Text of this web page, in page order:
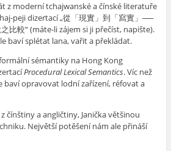
z moderní tchajwanské a čínské literatuře
peji dizertací „從「現實」到「寫實」──
比較“ (máte-li zájem si ji přečíst, napište).
baví splétat lana, vařit a překládat.
sémantiky na Hong Kong
Procedural Lexical Semantics. Víc než
baví opravovat lodní zařízení, réfovat a
čínštiny a angličtiny, Janička většinou
Největší potěšení nám ale přináší